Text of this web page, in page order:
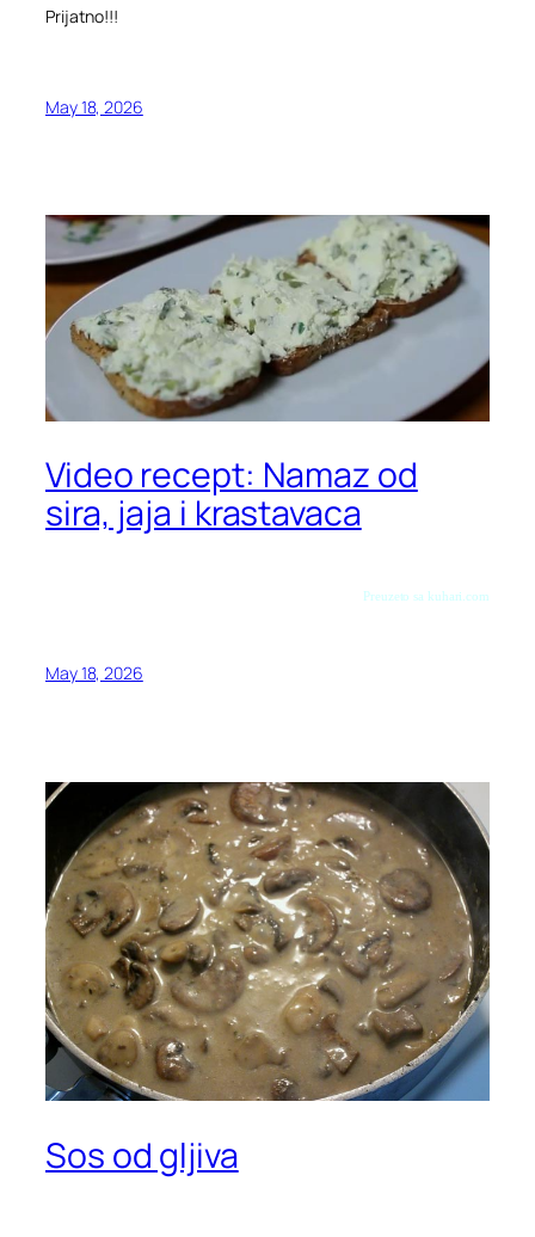
Prijatno!!!
May 18, 2026
Video recept: Namaz od
sira, jaja i krastavaca
Preuzeto sa kuhari.com
May 18, 2026
Sos od gljiva